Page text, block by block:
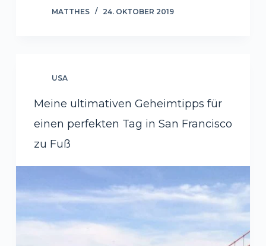
MATTHES 24. OKTOBER 2019
USA
Meine ultimativen Geheimtipps für
einen perfekten Tag in San Francisco
zu Fuß